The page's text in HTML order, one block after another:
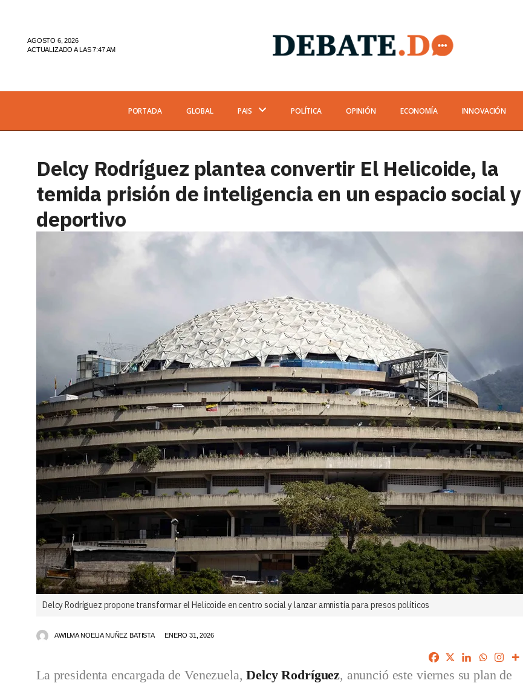
AGOSTO 6, 2026
ACTUALIZADO A LAS 7:47 AM
PORTADA GLOBAL PAIS POLÍTICA OPINIÓN ECONOMÍA INNOVACIÓN
Delcy Rodríguez plantea convertir El Helicoide, la
temida prisión de inteligencia en un espacio social y
deportivo
Delcy Rodríguez propone transformar el Helicoide en centro social y lanzar amnistía para presos políticos
AWILMA NOELIA NUÑEZ BATISTA ENERO 31, 2026
La presidenta encargada de Venezuela,Delcy Rodríguez, anunció este viernes su plan de